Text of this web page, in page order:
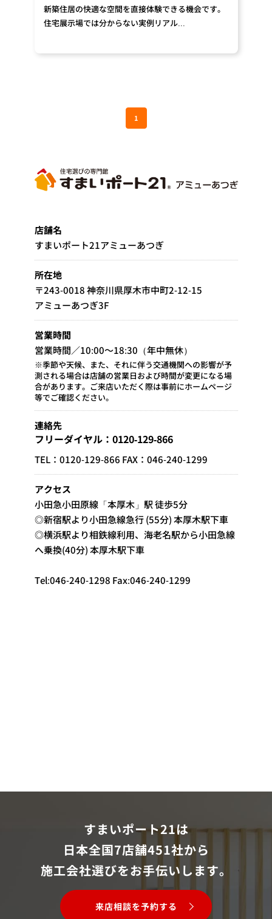
新築住居の快適な空間を直接体験できる機会です。
住宅展示場では分からない実例リアル...
1
店舗名
すまいポート21アミューあつぎ
所在地
〒243-0018 神奈川県厚木市中町2-12-15
アミューあつぎ3F
営業時間
営業時間／10:00～18:30（年中無休）
※季節や天候、また、それに伴う交通機関への影響が予
測される場合は店舗の営業日および時間が変更になる場
合があります。ご来店いただく際は事前にホームページ
等でご確認ください。
連絡先
フリーダイヤル：0120-129-866
TEL：0120-129-866 FAX：046-240-1299
アクセス
小田急小田原線「本厚木」駅 徒歩5分
◎新宿駅より小田急線急行 (55分) 本厚木駅下車
◎横浜駅より相鉄線利用、海老名駅から小田急線
へ乗換(40分) 本厚木駅下車
Tel:046-240-1298 Fax:046-240-1299
すまいポート21は
日本全国7店舗451社から
施工会社選びをお手伝いします。
来店相談を予約する